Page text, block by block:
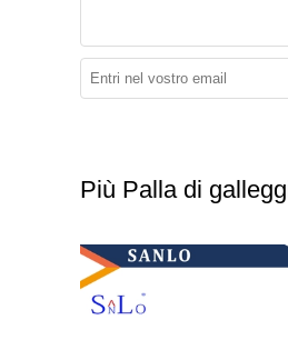
Più Palla di